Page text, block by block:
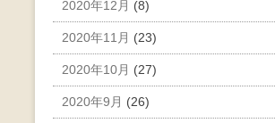
2020年12月 (8)
2020年11月 (23)
2020年10月 (27)
2020年9月 (26)